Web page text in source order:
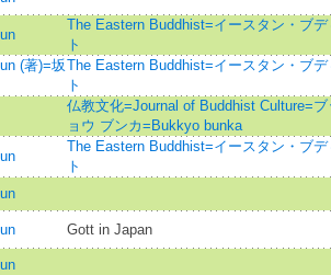
The Eastern Buddhist=イースタン・ブデ
ト
(著)=坂The Eastern Buddhist=イースタン・ブデ
ト
仏教文化=Journal of Buddhist Culture=ブ
ョウ ブンカ=Bukkyo bunka
The Eastern Buddhist=イースタン・ブデ
ト
Gott in Japan